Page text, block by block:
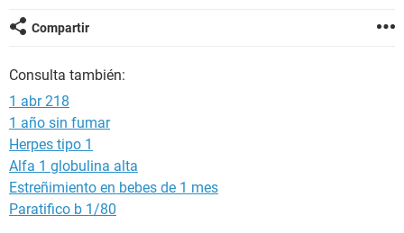
GLOSARIO
Compartir
Consulta también:
1 abr 218
1 año sin fumar
Herpes tipo 1
Alfa 1 globulina alta
Estreñimiento en bebes de 1 mes
Paratifico b 1/80